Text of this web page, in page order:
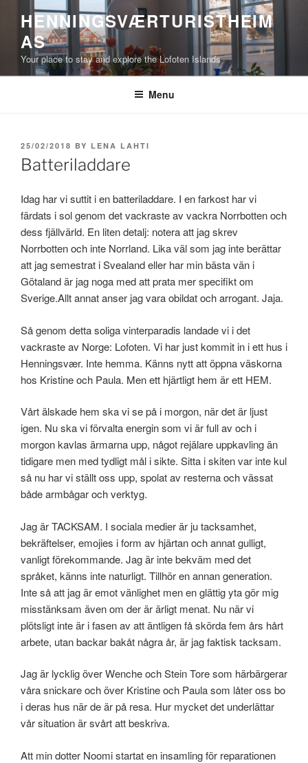
content
HENNINGSVÆRTURISTHEIM
AS
Your place to stay and explore the Lofoten Islands
Menu
POSTED
ON
25/02/2018 BY LENA LAHTI
Batteriladdare
Idag har vi suttit i en batteriladdare. I en farkost har vi
färdats i sol genom det vackraste av vackra Norrbotten och
dess fjällvärld. En liten detalj: notera att jag skrev
Norrbotten och inte Norrland. Lika väl som jag inte berättar
att jag semestrat i Svealand eller har min bästa vän i
Götaland är jag noga med att prata mer specifikt om
Sverige.Allt annat anser jag vara obildat och arrogant. Jaja.
Så genom detta soliga vinterparadis landade vi i det
vackraste av Norge: Lofoten. Vi har just kommit in i ett hus i
Henningsvær. Inte hemma. Känns nytt att öppna väskorna
hos Kristine och Paula. Men ett hjärtligt hem är ett HEM.
Vårt älskade hem ska vi se på i morgon, när det är ljust
igen. Nu ska vi förvalta energin som vi är full av och i
morgon kavlas ärmarna upp, något rejälare uppkavling än
tidigare men med tydligt mål i sikte. Sitta i skiten var inte kul
så nu har vi ställt oss upp, spolat av resterna och vässat
både armbågar och verktyg.
Jag är TACKSAM. I sociala medier är ju tacksamhet,
bekräftelser, emojies i form av hjärtan och annat gulligt,
vanligt förekommande. Jag är inte bekväm med det
språket, känns inte naturligt. Tillhör en annan generation.
Inte så att jag är emot vänlighet men en glättig yta gör mig
misstänksam även om der är ärligt menat. Nu när vi
plötsligt inte är i fasen av att äntligen få skörda fem års hårt
arbete, utan backar bakåt några år, är jag faktisk tacksam.
Jag är lycklig över Wenche och Stein Tore som härbärgerar
våra snickare och över Kristine och Paula som låter oss bo
i deras hus när de är på resa. Hur mycket det underlättar
vår situation är svårt att beskriva.
Att min dotter Noomi startat en insamling för reparationen